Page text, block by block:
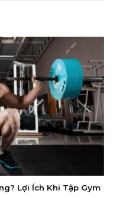
Lợi Ích Khi Tập Gym